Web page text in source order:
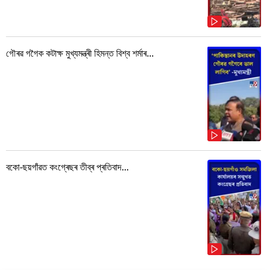
গৌৰৱ গগৈক কটাক্ষ মুখ্যমন্ত্ৰী হিমন্ত বিশ্ব শৰ্মাৰ...
বকো-ছয়গাঁৱত কংগ্ৰেছৰ তীব্ৰ প্ৰতিবাদ...